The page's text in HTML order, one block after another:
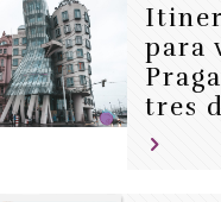
para
tres